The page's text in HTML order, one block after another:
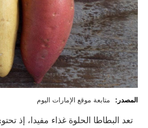
المصدر: متابعة موقع الإمارات اليوم
تعد البطاطا الحلوة غذاء مفيدا، إذ